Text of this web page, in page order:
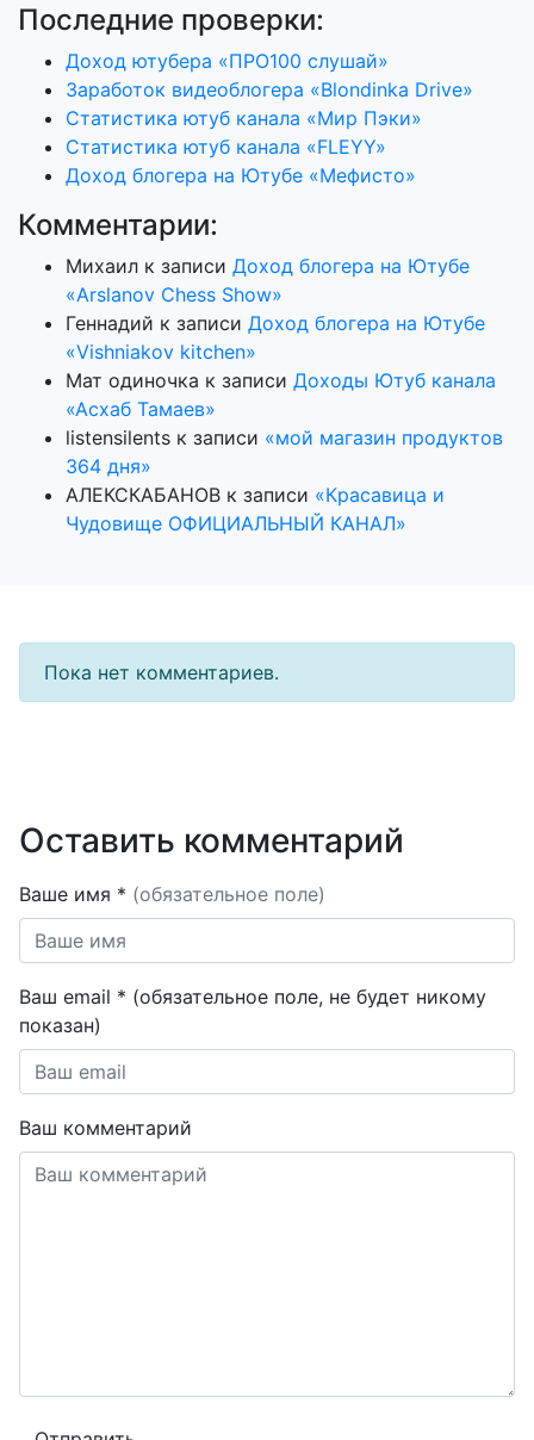
Последние проверки:
Доход ютубера «ПРО100 слушай»
Заработок видеоблогера «Blondinka Drive»
Статистика ютуб канала «Мир Пэки»
Статистика ютуб канала «FLEYY»
Доход блогера на Ютубе «Мефисто»
Комментарии:
Михаил к записи Доход блогера на Ютубе
«Arslanov Chess Show»
Геннадий к записи Доход блогера на Ютубе
«Vishniakov kitchen»
Мат одиночка к записи Доходы Ютуб канала
«Асхаб Тамаев»
listensilents к записи «мой магазин продуктов
364 дня»
АЛЕКСКАБАНОВ к записи «Красавица и
Чудовище ОФИЦИАЛЬНЫЙ КАНАЛ»
Пока нет комментариев.
Оставить комментарий
Ваше имя * (обязательное поле)
Ваш email * (обязательное поле, не будет никому
показан)
Ваш комментарий